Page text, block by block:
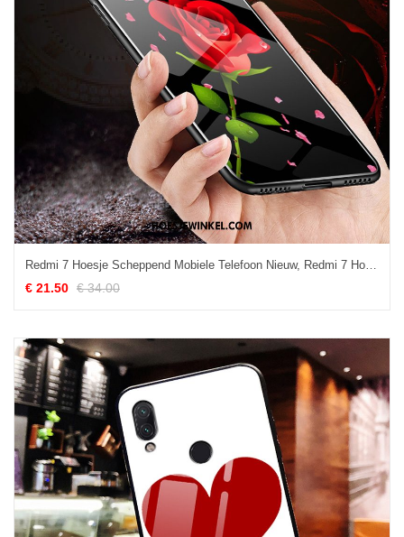
Redmi 7 Hoesje Scheppend Mobiele Telefoon Nieuw, Redmi 7 Hoesje Gehard Glas Mini Beige
€ 21.50 € 34.00